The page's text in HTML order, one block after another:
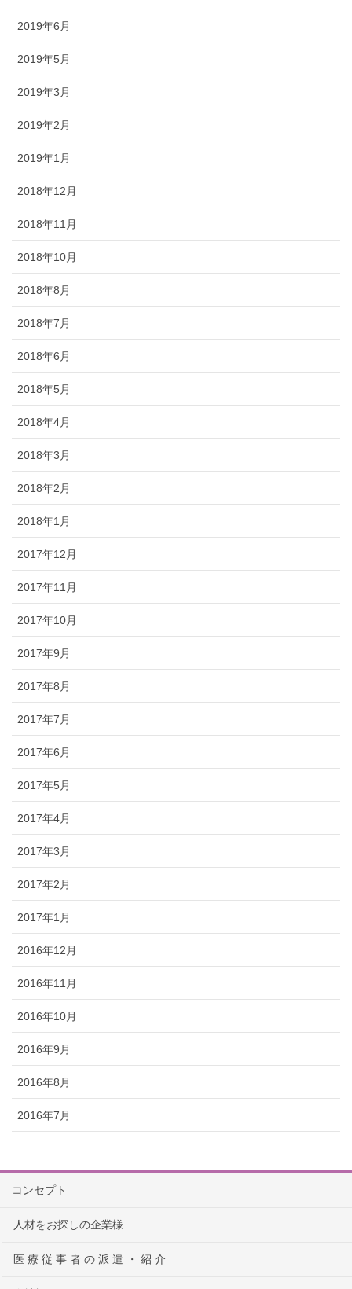
2019年6月
2019年5月
2019年3月
2019年2月
2019年1月
2018年12月
2018年11月
2018年10月
2018年8月
2018年7月
2018年6月
2018年5月
2018年4月
2018年3月
2018年2月
2018年1月
2017年12月
2017年11月
2017年10月
2017年9月
2017年8月
2017年7月
2017年6月
2017年5月
2017年4月
2017年3月
2017年2月
2017年1月
2016年12月
2016年11月
2016年10月
2016年9月
2016年8月
2016年7月
コンセプト
人材をお探しの企業様
医 療 従 事 者 の 派 遣 ・ 紹 介